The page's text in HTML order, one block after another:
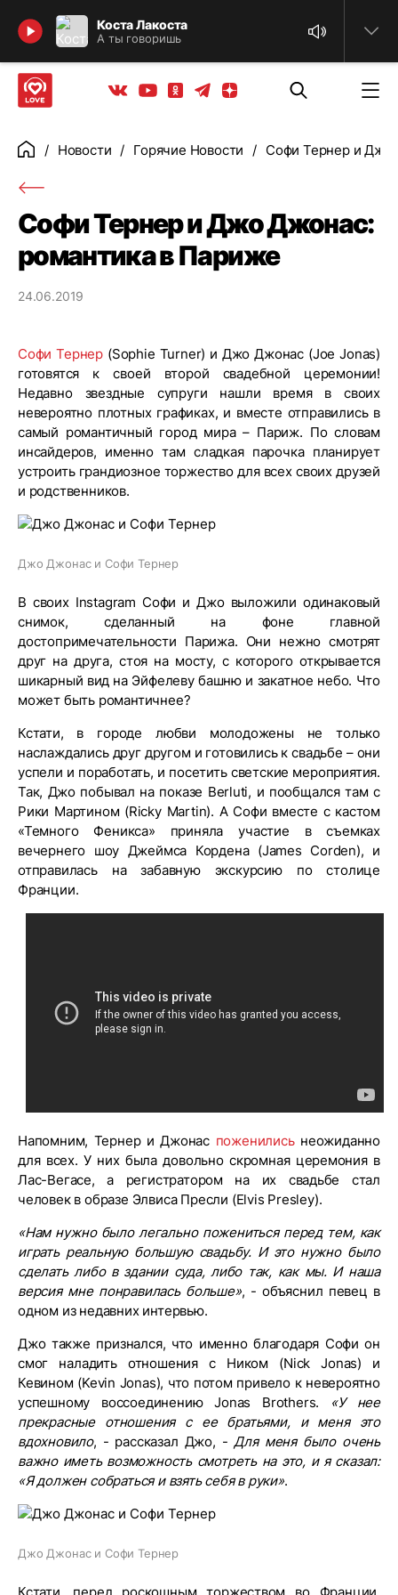
Коста Лакоста
А ты говоришь
Найти
Вконтакте
YoutubeОдноклассники
ТелеграмЯндекс дзен
ГлавнаяНовости Горячие Новости Софи Тернер и Джо
Софи Тернер и Джо Джонас:
романтика в Париже
24.06.2019
Софи Тернер(Sophie Turner) и Джо Джонас (Joe Jonas)
готовятся к своей второй свадебной церемонии!
Недавно звездные супруги нашли время в своих
невероятно плотных графиках, и вместе отправились в
самый романтичный город мира – Париж. По словам
инсайдеров, именно там сладкая парочка планирует
устроить грандиозное торжество для всех своих друзей
и родственников.
Джо Джонас и Софи Тернер
В своих Instagram Софи и Джо выложили одинаковый
снимок, сделанный на фоне главной
достопримечательности Парижа. Они нежно смотрят
друг на друга, стоя на мосту, с которого открывается
шикарный вид на Эйфелеву башню и закатное небо. Что
может быть романтичнее?
Кстати, в городе любви молодожены не только
наслаждались друг другом и готовились к свадьбе – они
успели и поработать, и посетить светские мероприятия.
Так, Джо побывал на показе Berluti, и пообщался там с
Рики Мартином (Ricky Martin). А Софи вместе с кастом
«Темного Феникса» приняла участие в съемках
вечернего шоу Джеймса Кордена (James Corden), и
отправилась на забавную экскурсию по столице
Франции.
Напомним, Тернер и Джонас поженилисьнеожиданно
для всех. У них была довольно скромная церемония в
Лас-Вегасе, а регистратором на их свадьбе стал
человек в образе Элвиса Пресли (Elvis Presley).
«Нам нужно было легально пожениться перед тем, как
играть реальную большую свадьбу. И это нужно было
сделать либо в здании суда, либо так, как мы. И наша
версия мне понравилась больше», - объяснил певец в
одном из недавних интервью.
Джо также признался, что именно благодаря Софи он
смог наладить отношения с Ником (Nick Jonas) и
Кевином (Kevin Jonas), что потом привело к невероятно
успешному воссоединению Jonas Brothers. «У нее
прекрасные отношения с ее братьями, и меня это
вдохновило, - рассказал Джо, -Для меня было очень
важно иметь возможность смотреть на это, и я сказал:
«Я должен собраться и взять себя в руки».
Джо Джонас и Софи Тернер